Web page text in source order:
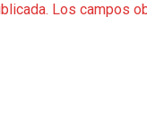
Los campos